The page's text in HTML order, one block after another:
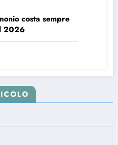
costa sempre
2026